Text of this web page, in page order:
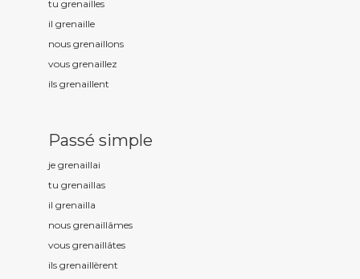
tu grenailles
il grenaille
nous grenaillons
vous grenaillez
ils grenaillent
Passé simple
je grenaillai
tu grenaillas
il grenailla
nous grenaillâmes
vous grenaillâtes
ils grenaillèrent